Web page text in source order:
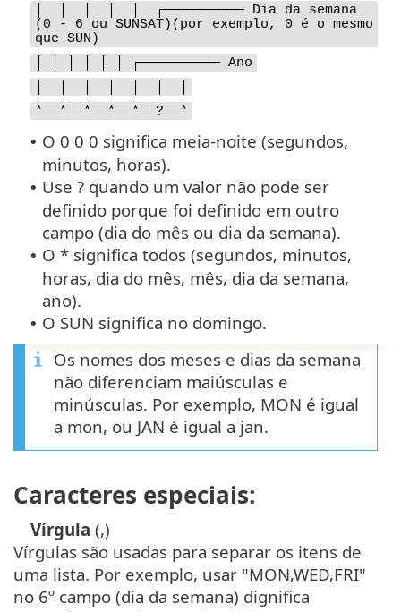
│ │ │ │ │ ┌────────── Dia da semana
(0 - 6 ou SUNSAT)(por exemplo, 0 é o mesmo
que SUN)
│ │ │ │ │ │ ┌────────── Ano
* * * * * ? *
• O 0 0 0 significa meia-noite (segundos,
minutos, horas).
• Use ? quando um valor não pode ser
definido porque foi definido em outro
campo (dia do mês ou dia da semana).
• O * significa todos (segundos, minutos,
horas, dia do mês, mês, dia da semana,
ano).
• O SUN significa no domingo.
Os nomes dos meses e dias da semana
não diferenciam maiúsculas e
minúsculas. Por exemplo, MON é igual
a mon, ou JAN é igual a jan.
Caracteres especiais:
Vírgula (,)
Vírgulas são usadas para separar os itens de
uma lista. Por exemplo, usar "MON,WED,FRI"
no 6º campo (dia da semana) dignifica